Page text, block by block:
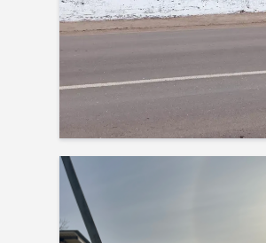
По площади: малая → большая